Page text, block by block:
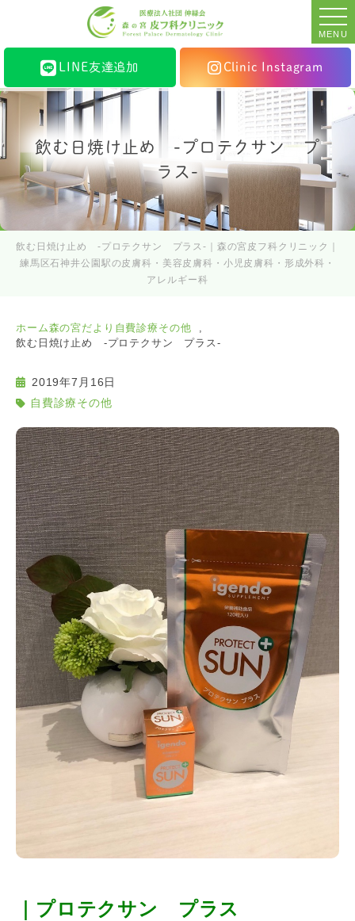
MENU
LINE友達追加 Clinic Instagram
飲む日焼け止め -プロテクサン プ
ラス-
飲む日焼け止め -プロテクサン プラス-｜森の宮皮フ科クリニック｜
練馬区石神井公園駅の皮膚科・美容皮膚科・小児皮膚科・形成外科・
アレルギー科
ホーム森の宮だより 自費診療その他
飲む日焼け止め -プロテクサン プラス-
2019年7月16日
自費診療その他
｜プロテクサン プラス